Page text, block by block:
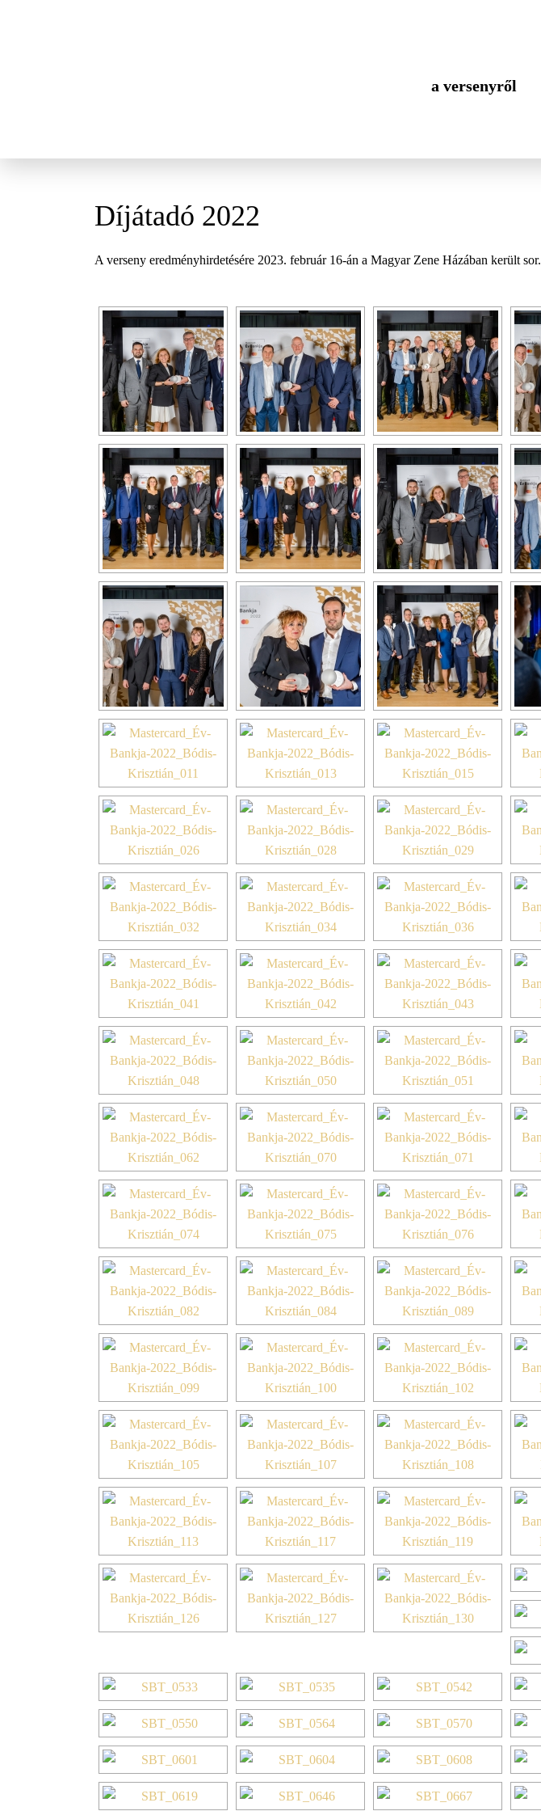
a versenyről
Díjátadó 2022
A verseny eredményhirdetésére 2023. február 16-án a Magyar Zene Házában került sor.